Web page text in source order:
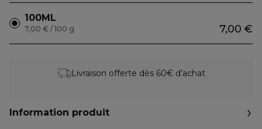
100ML
7,00 €
7,00 € / 100 g
Livraison offerte dès 60€ d’achat
Information produit